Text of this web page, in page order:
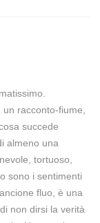
racconto-fiume,
succede
almeno una
tortuoso,
sono i sentimenti
fluo, è una
non dirsi la verità